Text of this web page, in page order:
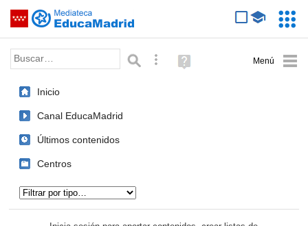
Saltar navegación
Palabra o frase: Búsqueda avanzada
Ayuda
(en
Inicio
Canal EducaMadrid
Últimos contenidos
Centros